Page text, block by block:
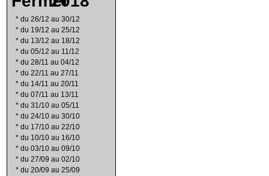
* du 26/12 au 30/12
* du 19/12 au 25/12
* du 13/12 au 18/12
* du 05/12 au 11/12
* du 28/11 au 04/12
* du 22/11 au 27/11
* du 14/11 au 20/11
* du 07/11 au 13/11
* du 31/10 au 05/11
* du 24/10 au 30/10
* du 17/10 au 22/10
* du 10/10 au 16/10
* du 03/10 au 09/10
* du 27/09 au 02/10
* du 20/09 au 25/09